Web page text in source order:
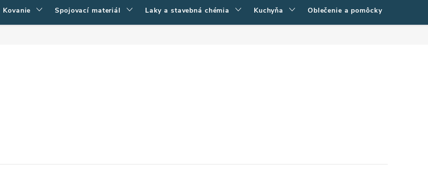
Kovanie Spojovací materiál Laky a stavebná chémia Kuchyňa Oblečenie a pomôcky